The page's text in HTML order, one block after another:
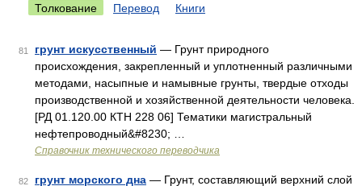
Толкование Перевод Книги
81 грунт искусственный — Грунт природного
происхождения, закрепленный и уплотненный различными
методами, насыпные и намывные грунты, твердые отходы
производственной и хозяйственной деятельности человека.
[РД 01.120.00 КТН 228 06] Тематики магистральный
нефтепроводный&#8230; …
Справочник технического переводчика
82 грунт морского дна — Грунт, составляющий верхний слой